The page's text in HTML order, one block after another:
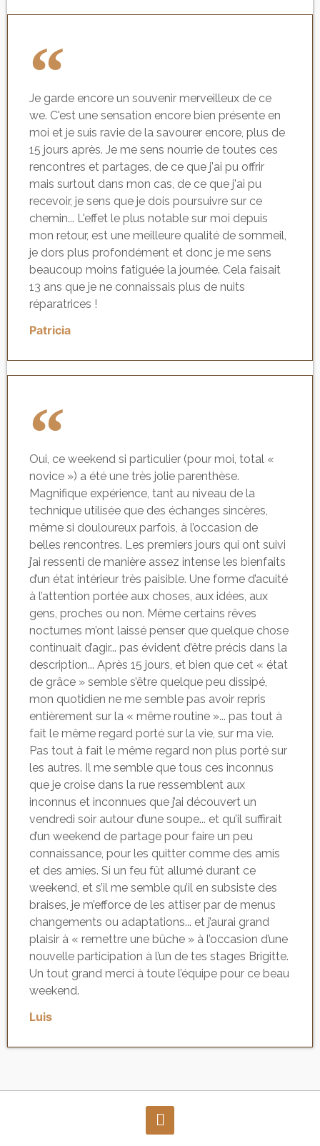
Je garde encore un souvenir merveilleux de ce
we. C'est une sensation encore bien présente en
moi et je suis ravie de la savourer encore, plus de
15 jours après. Je me sens nourrie de toutes ces
rencontres et partages, de ce que j'ai pu offrir
mais surtout dans mon cas, de ce que j'ai pu
recevoir, je sens que je dois poursuivre sur ce
chemin... L'effet le plus notable sur moi depuis
mon retour, est une meilleure qualité de sommeil,
je dors plus profondément et donc je me sens
beaucoup moins fatiguée la journée. Cela faisait
13 ans que je ne connaissais plus de nuits
réparatrices !
Patricia
Oui, ce weekend si particulier (pour moi, total «
novice ») a été une très jolie parenthèse.
Magnifique expérience, tant au niveau de la
technique utilisée que des échanges sincères,
même si douloureux parfois, à l’occasion de
belles rencontres. Les premiers jours qui ont suivi
j’ai ressenti de manière assez intense les bienfaits
d’un état intérieur très paisible. Une forme d’acuité
à l’attention portée aux choses, aux idées, aux
gens, proches ou non. Même certains rêves
nocturnes m’ont laissé penser que quelque chose
continuait d’agir... pas évident d’être précis dans la
description... Après 15 jours, et bien que cet « état
de grâce » semble s’être quelque peu dissipé,
mon quotidien ne me semble pas avoir repris
entièrement sur la « même routine »... pas tout à
fait le même regard porté sur la vie, sur ma vie.
Pas tout à fait le même regard non plus porté sur
les autres. Il me semble que tous ces inconnus
que je croise dans la rue ressemblent aux
inconnus et inconnues que j’ai découvert un
vendredi soir autour d’une soupe... et qu’il suffirait
d’un weekend de partage pour faire un peu
connaissance, pour les quitter comme des amis
et des amies. Si un feu fût allumé durant ce
weekend, et s’il me semble qu’il en subsiste des
braises, je m’efforce de les attiser par de menus
changements ou adaptations... et j’aurai grand
plaisir à « remettre une bûche » à l’occasion d’une
nouvelle participation à l’un de tes stages Brigitte.
Un tout grand merci à toute l’équipe pour ce beau
weekend.
Luis